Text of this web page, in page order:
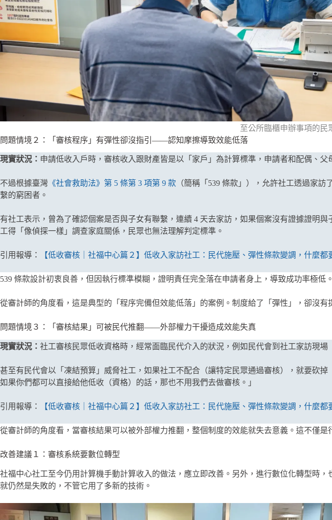
至公所臨櫃申辦事項的民
問題情境２：「審核程序」有彈性卻沒指引——認知摩擦導致效能低落
現實狀況： 申請低收入戶時，審核收入跟財產皆是以「家戶」為計算標準，申請者和配偶、
不過根據臺灣 《社會救助法》第 5 條第 3 項第 9 款 （簡稱「539 條款」），允許社工透過家
繫的窮困者。
有社工表示，曾為了確認個案是否與子女有聯繫，連續 4 天去家訪，如果個案沒有證據證明
工得「像偵探一樣」調查家庭關係，民眾也無法理解判定標準。
引用報導： 【低收審核｜社福中心篇２】低收入家訪社工：民代施壓、彈性條款變調，什麼都
539 條款設計初衷良善，但因執行標準模糊，證明責任完全落在申請者身上，導致成功率極低。
從審計師的角度看，這是典型的「程序完備但效能低落」的案例。制度給了「彈性」，卻沒
問題情境３：「審核結果」可被民代推翻——外部權力干擾造成效能失真
現實狀況： 社工審核民眾低收資格時，經常面臨民代介入的狀況，例如民代會到社工家訪現
甚至有民代會以「凍結預算」威脅社工，如果社工不配合（讓特定民眾通過審核），就要砍
如果你們都可以直接給他低收（資格）的話，那也不用我們去做審核。」
引用報導： 【低收審核｜社福中心篇２】低收入家訪社工：民代施壓、彈性條款變調，什麼都
從審計師的角度看，當審核結果可以被外部權力推翻，整個制度的效能就失去意義。這不僅是
改善建議１：審核系統要數位轉型
社福中心社工至今仍用計算機手動計算收入的做法，應立即改善。另外，進行數位化轉型時
就仍然是失敗的，不管它用了多新的技術。